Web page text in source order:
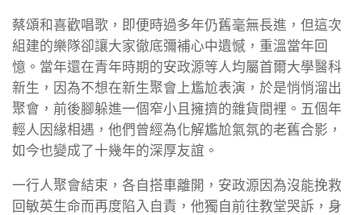
蔡頌和喜歡唱歌，即便時過多年仍舊毫無長進，但這次
組建的樂隊卻讓大家徹底彌補心中遺憾，重溫當年回
憶。當年還在青年時期的安政源等人均屬首爾大學醫科
新生，因為不想在新生聚會上尷尬表演，於是悄悄溜出
聚會，前後腳躲進一個窄小且擁擠的雜貨間裡。五個年
輕人因緣相遇，他們曾經為化解尷尬氣氛的老舊合影，
如今也變成了十幾年的深厚友誼。
一行人聚會結束，各自搭車離開，安政源因為沒能挽救
回敏英生命而再度陷入自責，他獨自前往教堂哭訴，身